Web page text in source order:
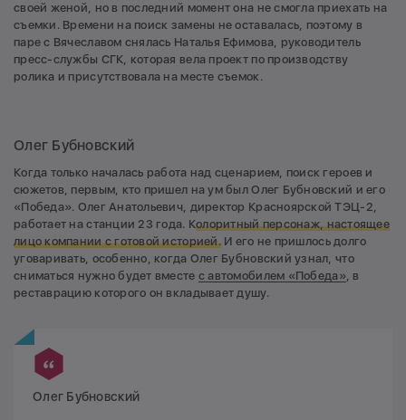
своей женой, но в последний момент она не смогла приехать на
съемки. Времени на поиск замены не оставалась, поэтому в
паре с Вячеславом снялась Наталья Ефимова, руководитель
пресс-службы СГК, которая вела проект по производству
ролика и присутствовала на месте съемок.
Олег Бубновский
Когда только началась работа над сценарием, поиск героев и
сюжетов, первым, кто пришел на ум был Олег Бубновский и его
«Победа». Олег Анатольевич, директор Красноярской ТЭЦ-2,
работает на станции 23 года. Колоритный персонаж, настоящее
лицо компании с готовой историей.И его не пришлось долго
уговаривать, особенно, когда Олег Бубновский узнал, что
сниматься нужно будет вместе с автомобилем «Победа», в
реставрацию которого он вкладывает душу.
Олег Бубновский